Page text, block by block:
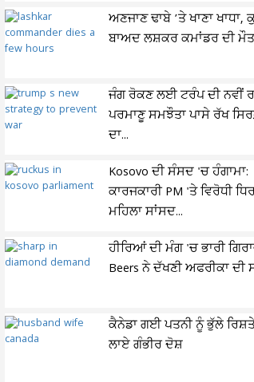
ਅਣਜਾਣ ਢਾਬੇ ’ਤੇ ਖਾਣਾ
ਬਾਅਦ ਲਸ਼ਕਰ ਕਮਾਂਡਰ ਦੀ
ਜੰਗ ਰੋਕਣ ਲਈ ਟਰੰਪ ਦੀ ਨਵੀਂ
ਪਰਮਾਣੂ ਸਮਝੌਤਾ ਪਾਸੇ ਰੱਖ
ਦਾ...
Kosovo ਦੀ ਸੰਸਦ 'ਚ ਹੰਗਾਮਾ:
ਕਾਰਜਕਾਰੀ PM 'ਤੇ ਵਿਰੋਧੀ
ਮਹਿਲਾ ਸਾਂਸਦ...
ਹੀਰਿਆਂ ਦੀ ਮੰਗ 'ਚ ਭਾਰੀ
Beers ਨੇ ਦੱਖਣੀ ਅਫਰੀਕਾ ਦੀ
ਕੈਨੇਡਾ ਗਈ ਪਤਨੀ ਨੂੰ ਭੁੱਲੇ
ਲਾਏ ਗੰਭੀਰ ਦੋਸ਼